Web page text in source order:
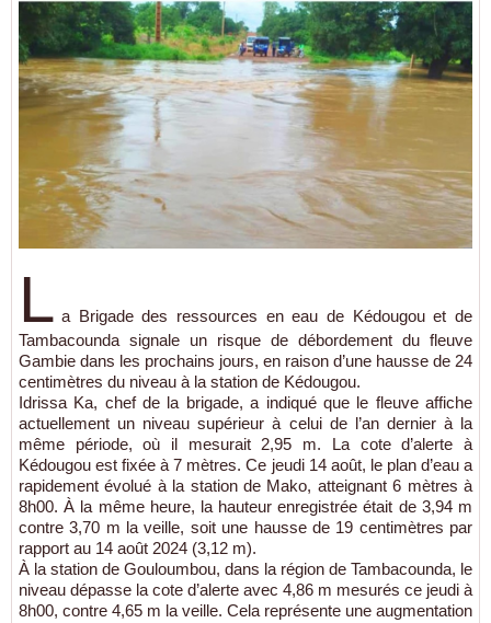
L a Brigade des ressources en eau de Kédougou et de
Tambacounda signale un risque de débordement du fleuve
Gambie dans les prochains jours, en raison d’une hausse de 24
centimètres du niveau à la station de Kédougou.
Idrissa Ka, chef de la brigade, a indiqué que le fleuve affiche
actuellement un niveau supérieur à celui de l’an dernier à la
même période, où il mesurait 2,95 m. La cote d’alerte à
Kédougou est fixée à 7 mètres. Ce jeudi 14 août, le plan d’eau a
rapidement évolué à la station de Mako, atteignant 6 mètres à
8h00. À la même heure, la hauteur enregistrée était de 3,94 m
contre 3,70 m la veille, soit une hausse de 19 centimètres par
rapport au 14 août 2024 (3,12 m).
À la station de Gouloumbou, dans la région de Tambacounda, le
niveau dépasse la cote d’alerte avec 4,86 m mesurés ce jeudi à
8h00, contre 4,65 m la veille. Cela représente une augmentation